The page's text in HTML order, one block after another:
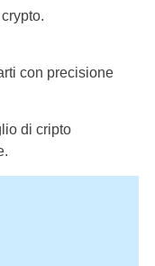
con precisione
di cripto